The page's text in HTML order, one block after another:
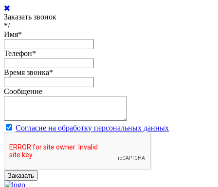
Заказать звонок
*/
Имя*
Телефон*
Время звонка*
Сообщение
Согласие на обработку персональных данных
Заказать